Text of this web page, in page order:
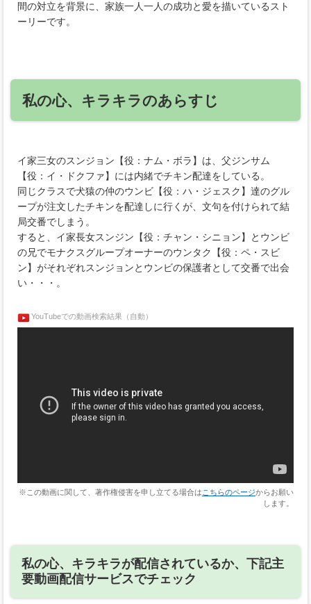
間の対立を背景に、家族一人一人の成功と愛を描いているスト
ーリーです。
私の心、キラキラのあらすじ
イ家三女のスンジョン【役：ナム・ボラ】は、父ジンサム
【役：イ・ドクファ】には内緒でチキン配達をしている。
同じクラスで犬猿の仲のウンビ【役：ハ・ジェスク】達のグル
ープが注文したチキンを配達しに行くが、文句を付けられて結
局交番でしまう。
すると、イ家長女スンジン【役：チャン・シニョン】とウンビ
の兄でモナクスグループオーナーのウンタク【役：ペ・スビ
ン】がそれぞれスンジョンとウンビの保護者として交番で出会
い・・・。
YouTubeでの動画検索結果（自動）
※この動画に関して、著作権侵害を申し立てる場合は こちらのページからお願い
します。
私の心、キラキラが配信されているか、下記主
要動画配信サービスでチェック